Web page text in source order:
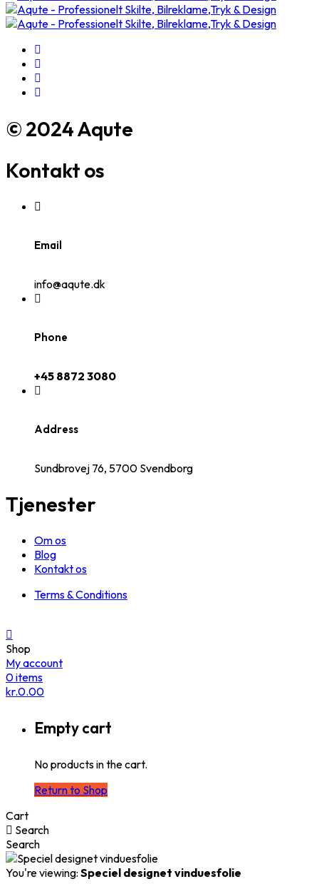
© 2024 Aqute
Kontakt os
Email
info@aqute.dk
Phone
+45 8872 3080
Address
Sundbrovej 76, 5700 Svendborg
Tjenester
Om os
Blog
Kontakt os
Terms & Conditions
Shop
My account
0items
kr.0.00
Empty cart
No products in the cart.
Return to Shop
Cart
Search
Search
You're viewing: Speciel designet vinduesfolie